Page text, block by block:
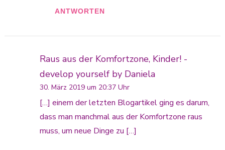
ANTWORTEN
Raus aus der Komfortzone, Kinder! -
develop yourself by Daniela
30. März 2019 um 20:37 Uhr
[…] einem der letzten Blogartikel ging es darum,
dass man manchmal aus der Komfortzone raus
muss, um neue Dinge zu […]